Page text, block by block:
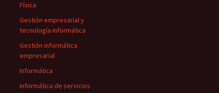
Física
Gestión empresarial y
tecnología informática
Gestión informática
empresarial
Informática
Informática de servicios